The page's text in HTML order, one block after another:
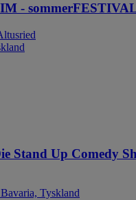
-
Stand Up Comedy
Tyskland